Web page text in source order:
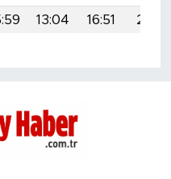
13:04 16:51